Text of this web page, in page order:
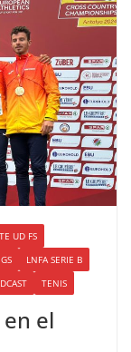
UD FS
LNFA SERIE B
TENIS
el